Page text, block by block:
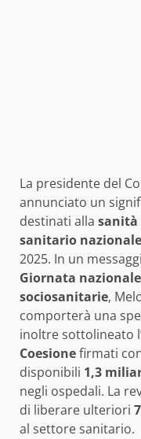
La presidente del
annunciato un
destinati alla
sanitario nazionale
2025. In un
Giornata
sociosanitarie,
comporterà una
inoltre sottolineato
Coesionefirmati
disponibili 1,3
negli ospedali. La
di liberare ulteriori
al settore sanitario.